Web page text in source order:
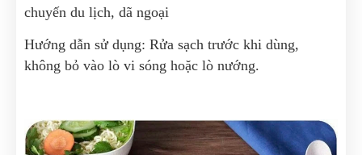
chuyến du lịch, dã ngoại
Hướng dẫn sử dụng: Rửa sạch trước khi dùng,
không bỏ vào lò vi sóng hoặc lò nướng.